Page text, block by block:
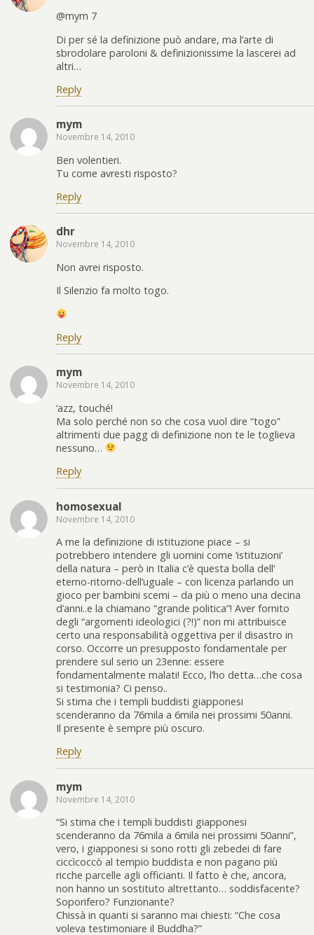
@mym 7
Di per sé la definizione può andare, ma l’arte di
sbrodolare paroloni & definizionissime la lascerei ad
altri…
Reply
mym
Novembre 14, 2010
Ben volentieri.
Tu come avresti risposto?
Reply
dhr
Novembre 14, 2010
Non avrei risposto.
Il Silenzio fa molto togo.
Reply
mym
Novembre 14, 2010
‘azz, touché!
Ma solo perché non so che cosa vuol dire “togo”
altrimenti due pagg di definizione non te le toglieva
nessuno…
Reply
homosexual
Novembre 14, 2010
A me la definizione di istituzione piace – si
potrebbero intendere gli uomini come ‘istituzioni’
della natura – però in Italia c’è questa bolla dell’
eterno-ritorno-dell’uguale – con licenza parlando un
gioco per bambini scemi – da più o meno una decina
d’anni..e la chiamano “grande politica”! Aver fornito
degli “argomenti ideologici (?!)” non mi attribuisce
certo una responsabilità oggettiva per il disastro in
corso. Occorre un presupposto fondamentale per
prendere sul serio un 23enne: essere
fondamentalmente malati! Ecco, l’ho detta…che cosa
si testimonia? Ci penso..
Si stima che i templi buddisti giapponesi
scenderanno da 76mila a 6mila nei prossimi 50anni.
Il presente è sempre più oscuro.
Reply
mym
Novembre 14, 2010
“Si stima che i templi buddisti giapponesi
scenderanno da 76mila a 6mila nei prossimi 50anni”,
vero, i giapponesi si sono rotti gli zebedei di fare
ciccìcoccò al tempio buddista e non pagano più
ricche parcelle agli officianti. Il fatto è che, ancora,
non hanno un sostituto altrettanto… soddisfacente?
Soporifero? Funzionante?
Chissà in quanti si saranno mai chiesti: “Che cosa
voleva testimoniare il Buddha?”